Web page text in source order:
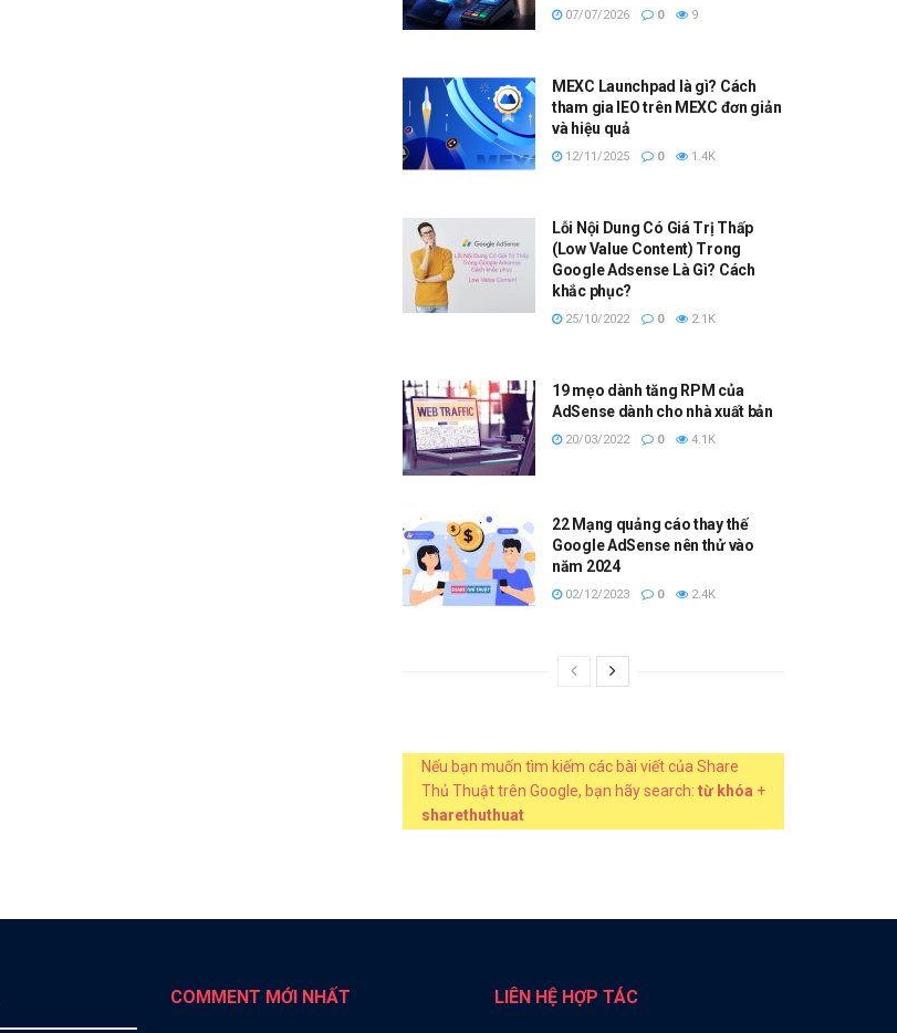
07/07/2026 0 9
MEXC Launchpad là gì? Cách
tham gia IEO trên MEXC đơn giản
và hiệu quả
12/11/2025 0 1.4K
Lỗi Nội Dung Có Giá Trị Thấp
(Low Value Content) Trong
Google Adsense Là Gì? Cách
khắc phục?
25/10/2022 0 2.1K
19 mẹo dành tăng RPM của
AdSense dành cho nhà xuất bản
20/03/2022 0 4.1K
22 Mạng quảng cáo thay thế
Google AdSense nên thử vào
năm 2024
02/12/2023 0 2.4K
Nếu bạn muốn tìm kiếm các bài viết của Share
Thủ Thuật trên Google, bạn hãy search: từ khóa +
sharethuthuat
COMMENT MỚI NHẤT LIÊN HỆ HỢP TÁC